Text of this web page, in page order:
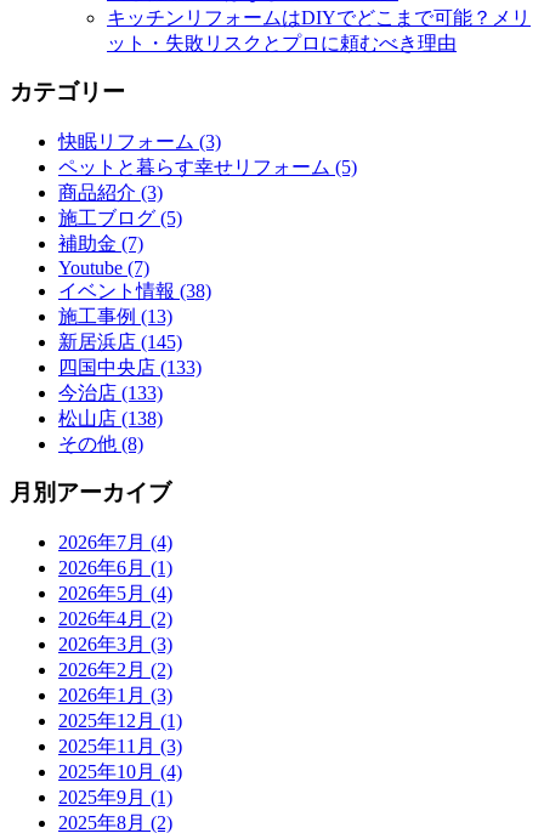
キッチンリフォームはDIYでどこまで可能？メリ
ット・失敗リスクとプロに頼むべき理由
カテゴリー
快眠リフォーム (3)
ペットと暮らす幸せリフォーム (5)
商品紹介 (3)
施工ブログ (5)
補助金 (7)
Youtube (7)
イベント情報 (38)
施工事例 (13)
新居浜店 (145)
四国中央店 (133)
今治店 (133)
松山店 (138)
その他 (8)
月別アーカイブ
2026年7月 (4)
2026年6月 (1)
2026年5月 (4)
2026年4月 (2)
2026年3月 (3)
2026年2月 (2)
2026年1月 (3)
2025年12月 (1)
2025年11月 (3)
2025年10月 (4)
2025年9月 (1)
2025年8月 (2)